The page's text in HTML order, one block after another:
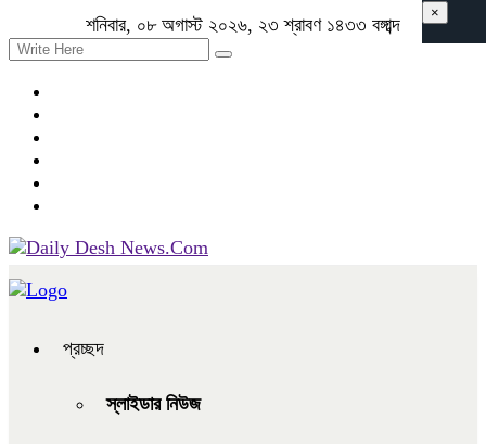
শনিবার, ০৮ অগাস্ট ২০২৬, ২৩ শ্রাবণ ১৪৩৩ বঙ্গাব্দ
প্রচ্ছদ
স্লাইডার নিউজ
×